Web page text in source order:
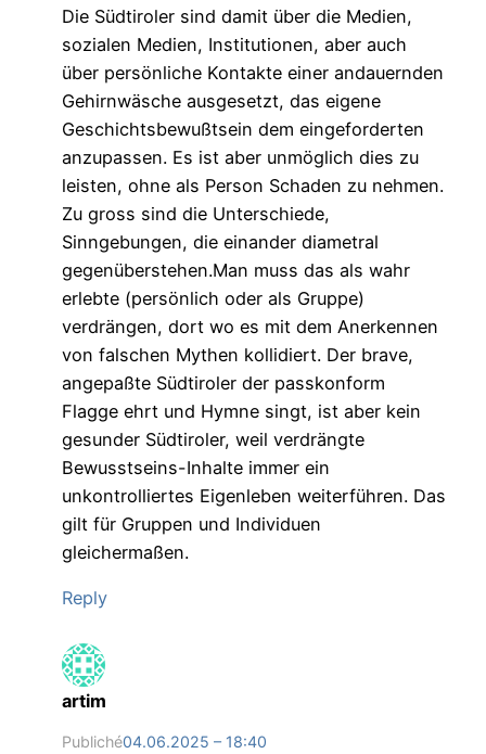
Die Südtiroler sind damit über die Medien,
sozialen Medien, Institutionen, aber auch
über persönliche Kontakte einer andauernden
Gehirnwäsche ausgesetzt, das eigene
Geschichtsbewußtsein dem eingeforderten
anzupassen. Es ist aber unmöglich dies zu
leisten, ohne als Person Schaden zu nehmen.
Zu gross sind die Unterschiede,
Sinngebungen, die einander diametral
gegenüberstehen.Man muss das als wahr
erlebte (persönlich oder als Gruppe)
verdrängen, dort wo es mit dem Anerkennen
von falschen Mythen kollidiert. Der brave,
angepaßte Südtiroler der passkonform
Flagge ehrt und Hymne singt, ist aber kein
gesunder Südtiroler, weil verdrängte
Bewusstseins-Inhalte immer ein
unkontrolliertes Eigenleben weiterführen. Das
gilt für Gruppen und Individuen
gleichermaßen.
Reply
artim
Publiché04.06.2025 – 18:40